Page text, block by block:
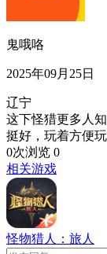
鬼哦咯
2025年09月25日
辽宁
这下怪猎更多人
挺好，玩着方便
0次浏览 0
相关游戏
怪物猎人：旅人